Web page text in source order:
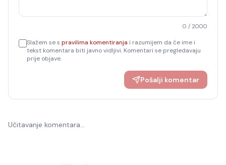
0 / 2000
Slažem se s pravilima komentiranja i razumijem da će ime i
tekst komentara biti javno vidljivi. Komentari se pregledavaju
prije objave.
Pošalji komentar
Učitavanje komentara…